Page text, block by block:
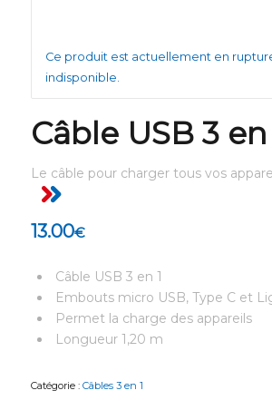
Ce produit est actuellement en
indisponible.
Câble USB 3 en
Le câble pour charger tous vos
13.00€
Câble USB 3 en 1
Embouts micro USB, Type C et
Permet la charge des appareils
Longueur 1,20 m
Catégorie : Câbles 3 en 1